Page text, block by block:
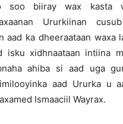
soo biiray wax kasta
Ururkiinan
aad ka dheeraataan waxa
isku xidhnaataan intiina
ahiba si aad uga
aad Ururka u
Ismaaciil Wayrax.